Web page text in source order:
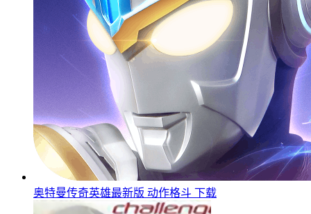
奥特曼传奇英雄最新版 动作格斗 下载